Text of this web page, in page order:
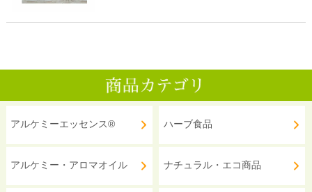
アルケミーエッセンス®
アルケミー・アロマオイル
ハーブ食品
ナチュラル・エコ商品